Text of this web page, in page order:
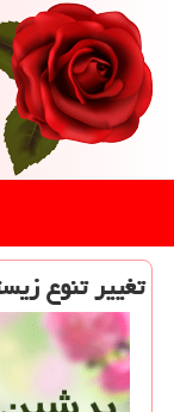
تغییر تنوع